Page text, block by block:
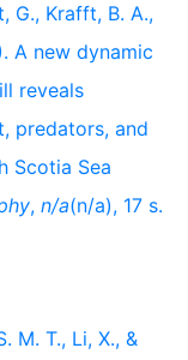
G., Krafft, B. A.,
A new dynamic
reveals
predators, and
Scotia Sea
, n/a(n/a), 17 s.
M. T., Li, X., &